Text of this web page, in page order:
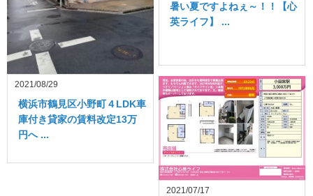
2021/08/29
横浜市鶴見区小野町４LDK車
庫付き貸家の賃料改定13万
円へ ...
暑い夏ですよねぇ～！！【心
英ライフ】 ...
2021/07/17